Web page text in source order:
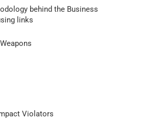
behind the Business
links
Violators